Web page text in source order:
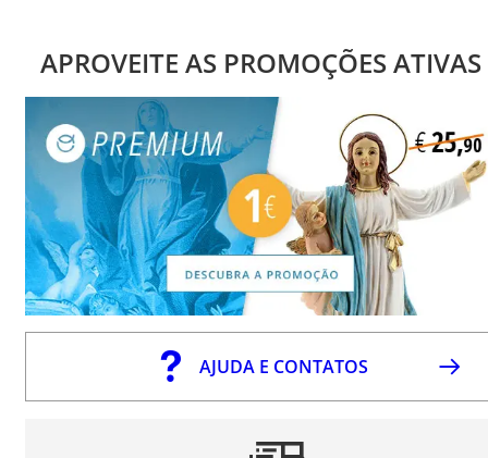
APROVEITE AS PROMOÇÕES ATIVAS
AJUDA E CONTATOS